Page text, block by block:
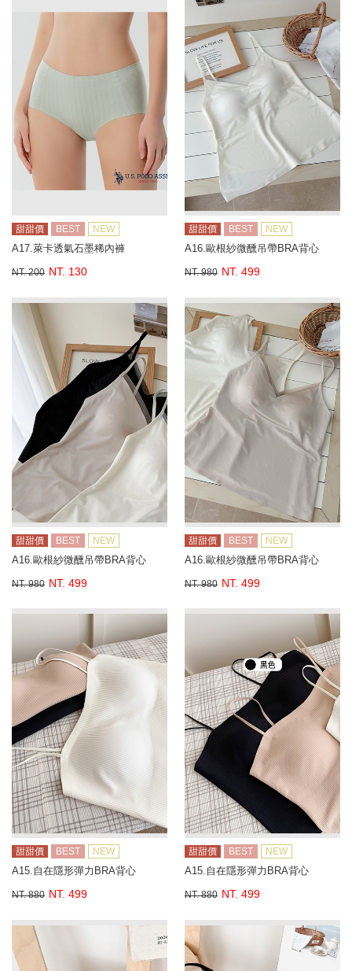
甜甜價 BEST NEW
A17.萊卡透氣石墨稀內褲
NT. 200 NT. 130
甜甜價 BEST NEW
A16.歐根紗微醺吊帶BRA背心
NT. 980 NT. 499
甜甜價 BEST NEW
A16.歐根紗微醺吊帶BRA背心
NT. 980 NT. 499
甜甜價 BEST NEW
A16.歐根紗微醺吊帶BRA背心
NT. 980 NT. 499
甜甜價 BEST NEW
A15.自在隱形彈力BRA背心
NT. 880 NT. 499
甜甜價 BEST NEW
A15.自在隱形彈力BRA背心
NT. 880 NT. 499